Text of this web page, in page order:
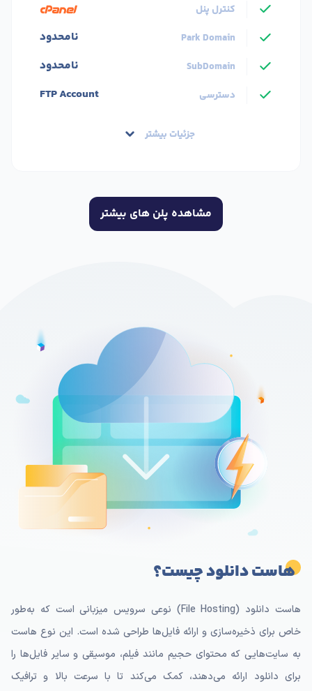
کنترل پنل
Park Domain
نامحدود
SubDomain نامحدود
دسترسی FTP Account
جزئیات بیشتر
مشاهده پلن های بیشتر
هاست دانلود چیست؟
هاست دانلود (File Hosting) نوعی سرویس میزبانی است که به‌طور
خاص برای ذخیره‌سازی و ارائه فایل‌ها طراحی شده است. این نوع هاست
به سایت‌هایی که محتوای حجیم مانند فیلم، موسیقی و سایر فایل‌ها را
برای دانلود ارائه می‌دهند، کمک می‌کند تا با سرعت بالا و ترافیک